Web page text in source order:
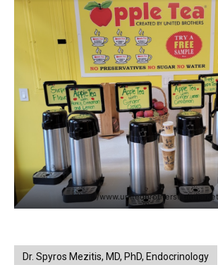
https://
Dr. Spyros Mezitis, MD, PhD, Endocrinology